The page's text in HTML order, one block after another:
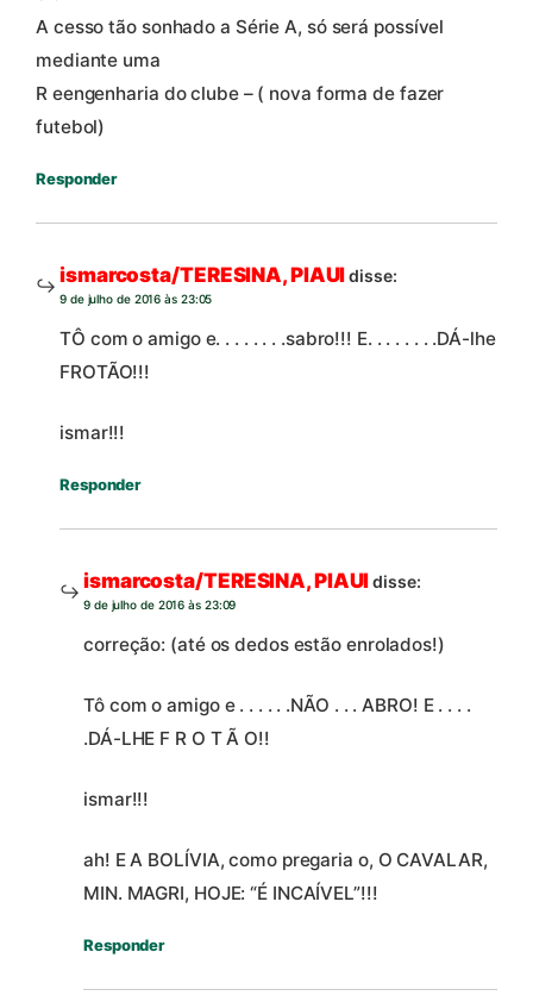
A cesso tão sonhado a Série A, só será possível
mediante uma
R eengenharia do clube – ( nova forma de fazer
futebol)
Responder
ismarcosta/TERESINA, PIAUIdisse:
9 de julho de 2016 às 23:05
TÔ com o amigo e. . . . . . . .sabro!!! E. . . . . . . .DÁ-lhe
FROTÃO!!!
ismar!!!
Responder
ismarcosta/TERESINA, PIAUIdisse:
9 de julho de 2016 às 23:09
correção: (até os dedos estão enrolados!)
Tô com o amigo e . . . . . .NÃO . . . ABRO! E . . . .
.DÁ-LHE F R O T Ã O!!
ismar!!!
ah! E A BOLÍVIA, como pregaria o, O CAVALAR,
MIN. MAGRI, HOJE: “É INCAÍVEL”!!!
Responder